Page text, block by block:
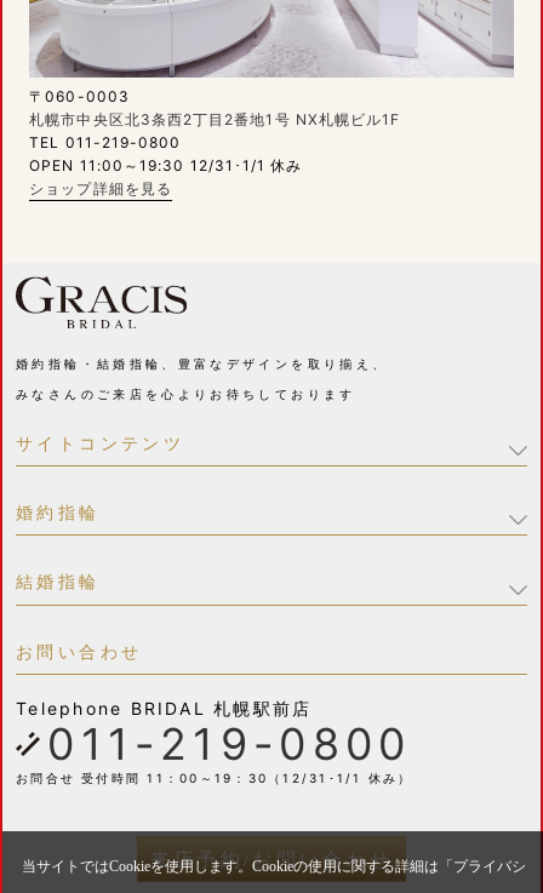
〒060-0003
札幌市中央区北3条西2丁目2番地1号 NX札幌ビル1F
TEL 011-219-0800
OPEN 11:00～19:30 12/31･1/1 休み
ショップ詳細を見る
婚約指輪・結婚指輪、豊富なデザインを取り揃え、
みなさんのご来店を心よりお待ちしております
サイトコンテンツ
婚約指輪
結婚指輪
お問い合わせ
Telephone BRIDAL 札幌駅前店
011-219-0800
お問合せ 受付時間 11：00～19：30（12/31･1/1 休み）
来店予約/お問い合わせ
当サイトではCookieを使用します。Cookieの使用に関する詳細は「 プライバシ